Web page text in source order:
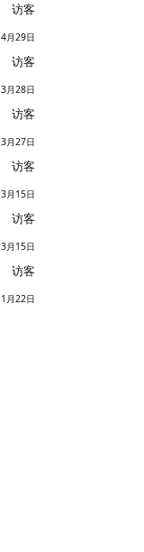
访客
4月29日
访客
3月28日
访客
3月27日
访客
3月15日
访客
3月15日
访客
1月22日